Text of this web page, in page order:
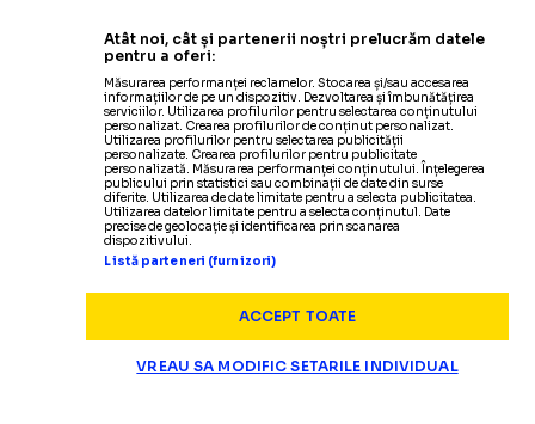
Atât noi, cât și partenerii noștri prelucrăm datele
pentru a oferi:
Măsurarea performanței reclamelor. Stocarea și/sau accesarea
informațiilor de pe un dispozitiv. Dezvoltarea și îmbunătățirea
serviciilor. Utilizarea profilurilor pentru selectarea conținutului
personalizat. Crearea profilurilor de conținut personalizat.
Utilizarea profilurilor pentru selectarea publicității
personalizate. Crearea profilurilor pentru publicitate
personalizată. Măsurarea performanței conținutului. Înțelegerea
publicului prin statistici sau combinații de date din surse
diferite. Utilizarea de date limitate pentru a selecta publicitatea.
Utilizarea datelor limitate pentru a selecta conținutul. Date
precise de geolocație și identificarea prin scanarea
dispozitivului.
Listă parteneri (furnizori)
ACCEPT TOATE
VREAU SA MODIFIC SETARILE INDIVIDUAL